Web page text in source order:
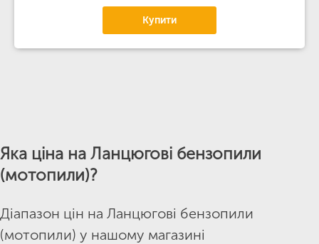
Купити
Яка ціна на Ланцюгові бензопили
(мотопили)?
Діапазон цін на Ланцюгові бензопили
(мотопили) у нашому магазині